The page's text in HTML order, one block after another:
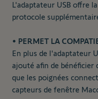
L'adaptateur USB offre
protocole
• PERMET LA
En plus de l'adaptateur
ajouté afin de bénéficier
que les poignées
capteurs de fenêtre